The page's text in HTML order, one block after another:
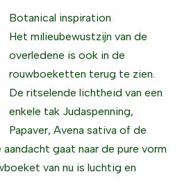
Botanical inspiration
Het milieubewustzijn van de
overledene is ook in de
rouwboeketten terug te zien.
De ritselende lichtheid van een
enkele tak Judaspenning,
Papaver, Avena sativa of de
gaat naar de pure vorm
van nu is luchtig en